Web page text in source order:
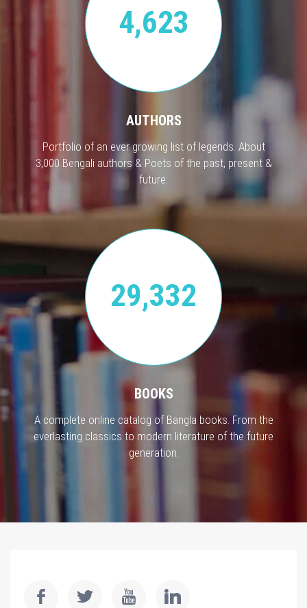
4,623
AUTHORS
Portfolio of an ever growing list of legends. About
3,000 Bengali authors & Poets of the past, present &
future.
29,332
BOOKS
A complete online catalog of Bangla books. From the
everlasting classics to modern literature of the future
generation.